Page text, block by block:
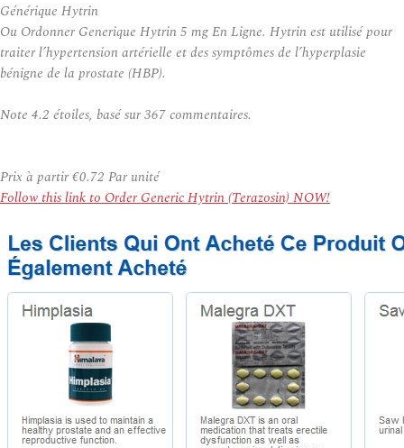
Générique Hytrin
Ou Ordonner Generique Hytrin 5 mg En Ligne. Hytrin est utilisé pour
traiter l’hypertension artérielle et des symptômes de l’hyperplasie
bénigne de la prostate (HBP).
Note 4.2 étoiles, basé sur367commentaires.
Prix à partir€0.72 Par unité
Follow this link to Order Generic Hytrin (Terazosin) NOW!